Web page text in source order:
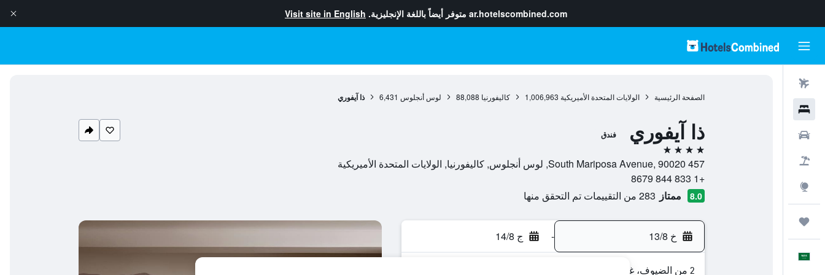
ar.hotelscombined.com متوفر أيضاً باللغة الإنجليزية. Visit site in English
الصفحة الرئيسية الولايات المتحدة الأميريكية 1,006,963 كاليفورنيا 88,088 لوس أنجلوس 6,431 ذا آيفوري
ذا آيفوري فندق
4 نجوم
457 South Mariposa Avenue, 90020, لوس أنجلوس, كاليفورنيا, الولايات المتحدة الأميريكية
+1 833 844 8679
8.0 ممتاز 283 من التقييمات تم التحقق منها
خ 13/8 - ج 14/8
2 من الضيوف، غرفة واحدة